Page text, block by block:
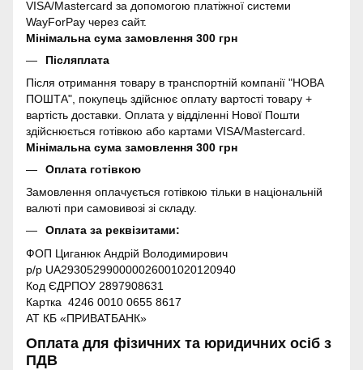
VISA/Mastercard за допомогою платіжної системи
WayForPay через сайт.
Мінімальна сума замовлення 300 грн
Післяплата
Після отримання товару в транспортній компанії "НОВА
ПОШТА", покупець здійснює оплату вартості товару +
вартість доставки. Оплата у відділенні Нової Пошти
здійснюється готівкою або картами VISA/Mastercard.
Мінімальна сума замовлення 300 грн
Оплата готівкою
Замовлення оплачується готівкою тільки в національній
валюті при самовивозі зі складу.
Оплата за реквізитами:
ФОП Циганюк Андрій Володимирович
р/р UA293052990000026001020120940
Код ЄДРПОУ 2897908631
Картка 4246 0010 0655 8617
АТ КБ «ПРИВАТБАНК»
Оплата для фізичних та юридичних осіб з
ПДВ